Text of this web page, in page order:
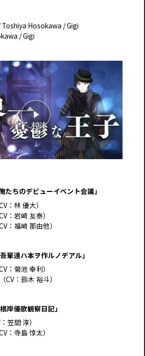
Hosokawa / Gigi
/ Gigi
ちのデビューイベント会議」
：林 優大）
：岩崎 友泰）
：福崎 那由他）
輩達ハ本ヲ作ルノデアル」
：菊池 幸利）
CV：鈴木 裕斗）
岸優歌観察日記」
笠間 淳）
：寺島 惇太）